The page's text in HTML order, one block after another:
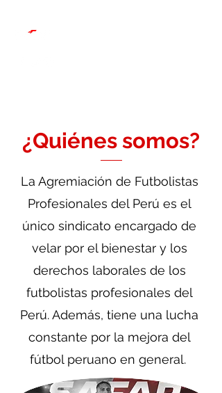
¿Quiénes somos?
La Agremiación de Futbolistas
Profesionales del Perú es el
único sindicato encargado de
velar por el bienestar y los
derechos laborales de los
futbolistas profesionales del
Perú. Además, tiene una lucha
constante por la mejora del
fútbol peruano en general.